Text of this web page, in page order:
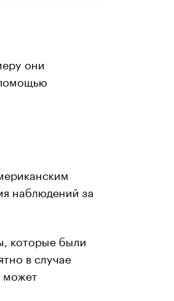
они
наблюдений за
которые были
в случае
может